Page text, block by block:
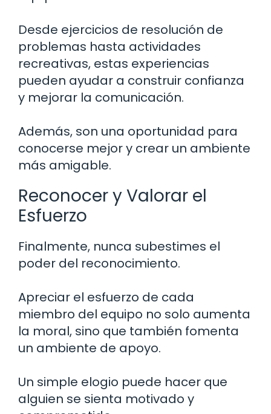
Desde ejercicios de resolución de
problemas hasta actividades
recreativas, estas experiencias
pueden ayudar a construir confianza
y mejorar la comunicación.
Además, son una oportunidad para
conocerse mejor y crear un ambiente
más amigable.
Reconocer y Valorar el
Esfuerzo
Finalmente, nunca subestimes el
poder del reconocimiento.
Apreciar el esfuerzo de cada
miembro del equipo no solo aumenta
la moral, sino que también fomenta
un ambiente de apoyo.
Un simple elogio puede hacer que
alguien se sienta motivado y